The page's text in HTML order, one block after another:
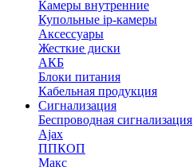
Камеры внутренние
Купольные ip-камеры
Аксессуары
Жесткие диски
АКБ
Блоки питания
Кабельная продукция
Сигнализация
Беспроводная сигнализация
Ajax
ППКОП
Макс